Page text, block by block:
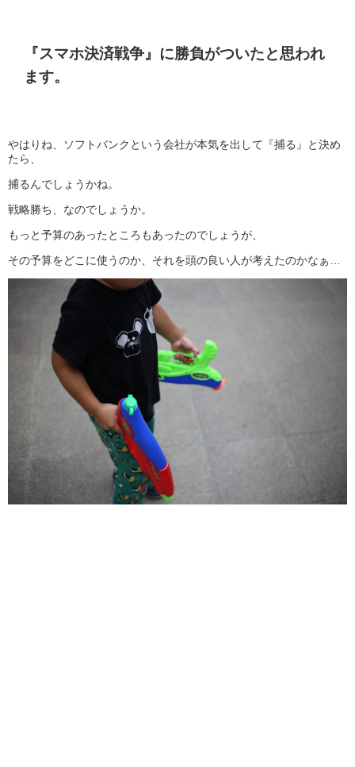
『スマホ決済戦争』に勝負がついたと思われ
ます。
やはりね、ソフトバンクという会社が本気を出して『捕る』と決め
たら、
捕るんでしょうかね。
戦略勝ち、なのでしょうか。
もっと予算のあったところもあったのでしょうが、
その予算をどこに使うのか、それを頭の良い人が考えたのかなぁ…